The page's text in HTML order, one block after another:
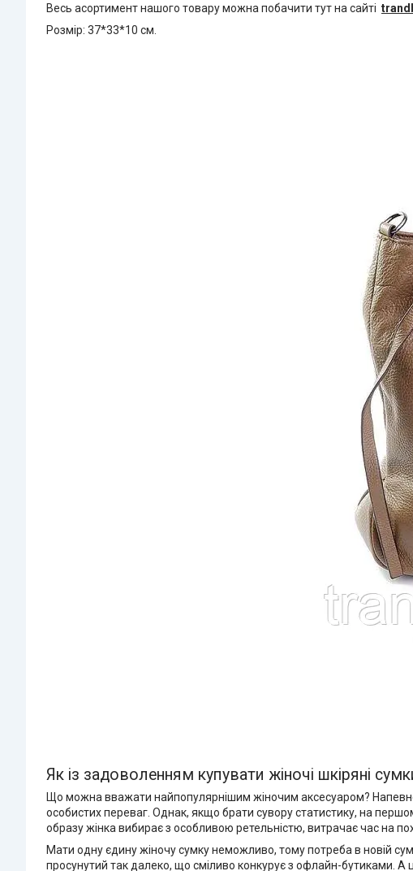
Весь асортимент нашого товару можна побачити тут на сайті
Розмір: 37*33*10 см.
Як із задоволенням купувати жіночі шкіряні
Що можна вважати найпопулярнішим жіночим аксесуаром?
особистих переваг. Однак, якщо брати сувору статистику, на
образу жінка вибирає з особливою ретельністю, витрачає час на
Мати одну єдину жіночу сумку неможливо, тому потреба в новій
просунутий так далеко, що сміливо конкурує з офлайн-бутиками. А